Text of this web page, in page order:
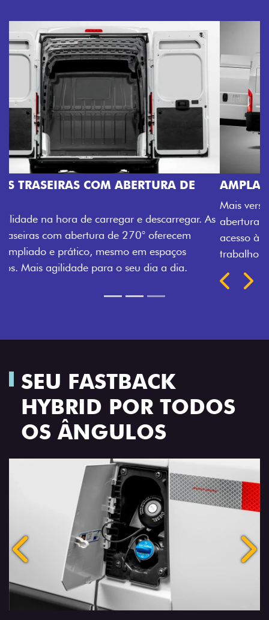
AMPLA ABERTURA DA PORTA LATERAL
Mais versatilidade para o seu carregamento. A ampla
abertura da porta lateral do Novo Ducato facilita o
acesso à carga, otimizando tempo e tornando o
trabalho mais eficiente, onde quer que você esteja.
Previous
Next
Próximo
TRANSFORMAÇÃO HOMOLOGADA
SEU FASTBACK
HYBRID POR TODOS
OS ÂNGULOS
Anterior